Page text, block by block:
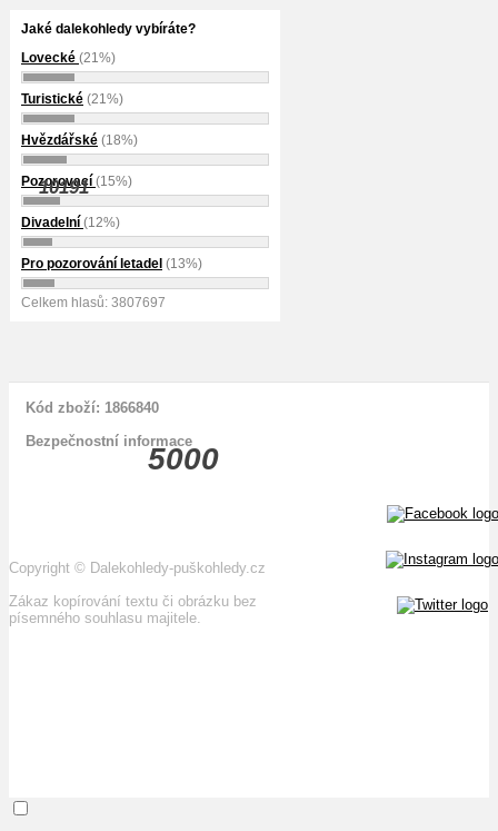
Jaké dalekohledy vybíráte?
Lovecké (21%)
Turistické (21%)
Hvězdářské (18%)
Pozorovací (15%)
Divadelní (12%)
Pro pozorování letadel (13%)
Celkem hlasů: 3807697
5000
10191
Kód zboží: 1866840
Bezpečnostní informace
Copyright © Dalekohledy-puškohledy.cz
Zákaz kopírování textu či obrázku bez
písemného souhlasu majitele.